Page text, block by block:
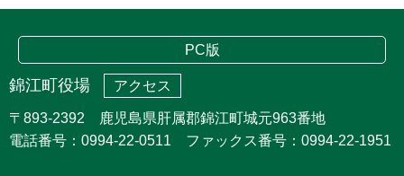
PC版
錦江町役場 アクセス
〒893-2392 鹿児島県肝属郡錦江町城元963番地
電話番号：0994-22-0511 ファックス番号：0994-22-1951